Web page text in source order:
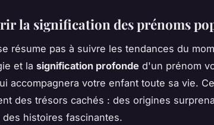
la signification des prénoms
résume pas à suivre les tendances du
et la signification profonde d'un prénom
accompagnera votre enfant toute sa vie.
des trésors cachés : des origines
histoires fascinantes.